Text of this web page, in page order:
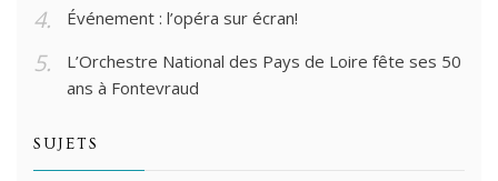
Événement : l’opéra sur écran!
L’Orchestre National des Pays de Loire fête ses 50
ans à Fontevraud
SUJETS